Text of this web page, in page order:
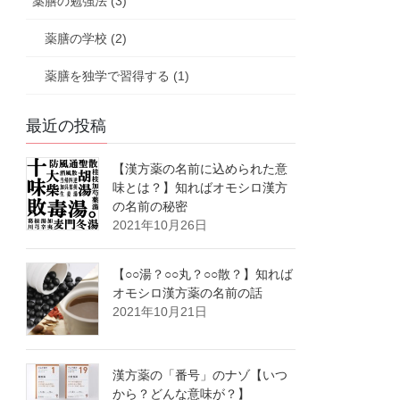
薬膳の学校 (2)
薬膳を独学で習得する (1)
最近の投稿
【漢方薬の名前に込められた意
味とは？】知ればオモシロ漢方
の名前の秘密
2021年10月26日
【○○湯？○○丸？○○散？】知れば
オモシロ漢方薬の名前の話
2021年10月21日
漢方薬の「番号」のナゾ【いつ
から？どんな意味が？】